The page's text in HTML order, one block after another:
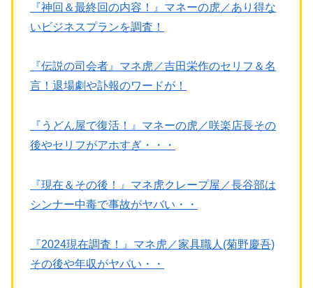
『神回＆最終回の内容！』マネーの虎／あり得な
いビジネスプランを調査！
『伝説の司会者』マネ虎／吉田栄作のセリフ＆名
言！退場劇や訃報のワードが！
『うどん屋で復活！』マネーの虎／咲楽店長その
後やセリフがアホすぎ・・・
『現在＆その後！』マネ虎クレープ屋／長谷部は
シンナー中毒で事故がヤバい・・
『2024現在調査！』マネ虎／家具職人(菊野慶吾)
その後や年収がヤバい・・